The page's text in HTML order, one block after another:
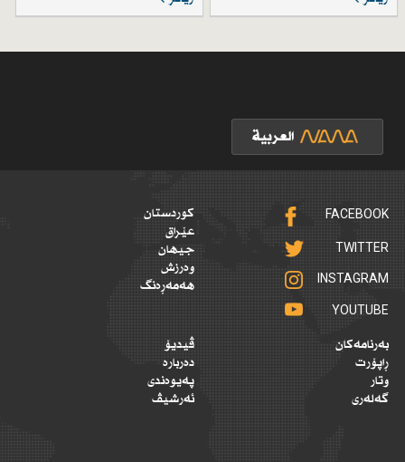
FACEBOOK
TWITTER
INSTAGRAM
YOUTUBE
کوردستان
عێراق
جیهان
وەرزش
هەمەڕەنگ
بەرنامەکان
ڕاپۆرت
وتار
گەلەری
ڤیدیۆ
دەربارە
پەیوەندی
ئەرشیڤ